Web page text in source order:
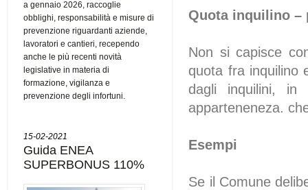
a gennaio 2026, raccoglie
obblighi, responsabilità e misure di
prevenzione riguardanti aziende,
lavoratori e cantieri, recependo
anche le più recenti novità
legislative in materia di
formazione, vigilanza e
prevenzione degli infortuni.
15-02-2021
Guida ENEA
SUPERBONUS 110%
Quota inquilino –
Non si capisce
quota fra inquilino
dagli inquilini, in
apparteneneza.
Esempi
Se il Comune